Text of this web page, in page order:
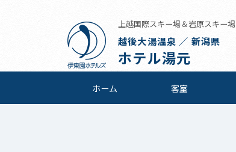
上越国際スキー場＆岩原スキー
越後大湯温泉 ／ 新潟県
ホテル湯元
ホーム 客室